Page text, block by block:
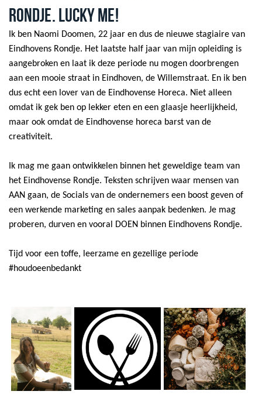
RONDJE. LUCKY ME!
Ik ben Naomi Doomen, 22 jaar en dus de nieuwe stagiaire van
Eindhovens Rondje. Het laatste half jaar van mijn opleiding is
aangebroken en laat ik deze periode nu mogen doorbrengen
aan een mooie straat in Eindhoven, de Willemstraat. En ik ben
dus echt een lover van de Eindhovense Horeca. Niet alleen
omdat ik gek ben op lekker eten en een glaasje heerlijkheid,
maar ook omdat de Eindhovense horeca barst van de
creativiteit.
Ik mag me gaan ontwikkelen binnen het geweldige team van
het Eindhovense Rondje. Teksten schrijven waar mensen van
AAN gaan, de Socials van de ondernemers een boost geven of
een werkende marketing en sales aanpak bedenken. Je mag
proberen, durven en vooral DOEN binnen Eindhovens Rondje.
Tijd voor een toffe, leerzame en gezellige periode
#houdoeenbedankt